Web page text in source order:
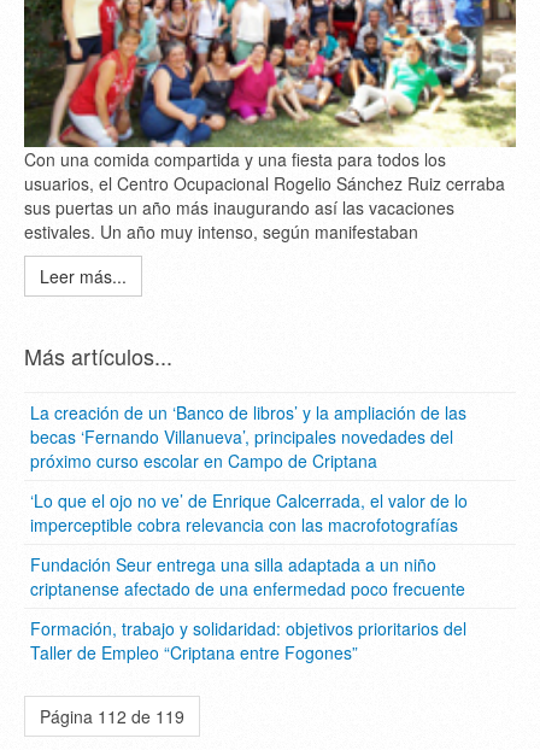
Con una comida compartida y una fiesta para todos los
usuarios, el Centro Ocupacional Rogelio Sánchez Ruiz cerraba
sus puertas un año más inaugurando así las vacaciones
estivales. Un año muy intenso, según manifestaban
Leer más...
Más artículos...
La creación de un ‘Banco de libros’ y la ampliación de las
becas ‘Fernando Villanueva’, principales novedades del
próximo curso escolar en Campo de Criptana
‘Lo que el ojo no ve’ de Enrique Calcerrada, el valor de lo
imperceptible cobra relevancia con las macrofotografías
Fundación Seur entrega una silla adaptada a un niño
criptanense afectado de una enfermedad poco frecuente
Formación, trabajo y solidaridad: objetivos prioritarios del
Taller de Empleo “Criptana entre Fogones”
Página 112 de 119